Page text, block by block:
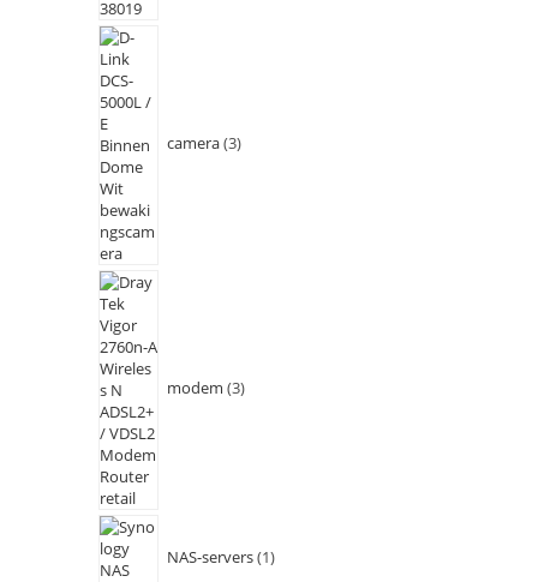
camera 3
modem 3
NAS-servers 1